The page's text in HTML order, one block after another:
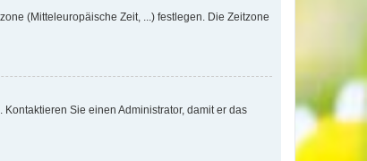
(Mitteleuropäische Zeit, ...) festlegen. Die Zeitzone
Sie einen Administrator, damit er das